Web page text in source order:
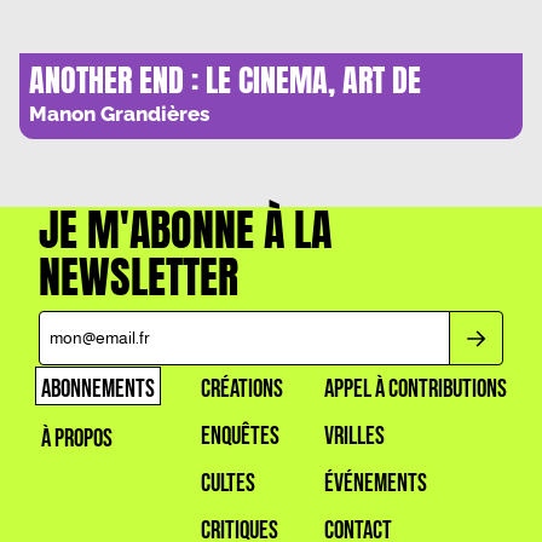
ANOTHER END : LE CINEMA, ART DE
FANTOMES
Manon Grandières
JE M'ABONNE À LA
NEWSLETTER
ABONNEMENTS
À PROPOS
CRÉATIONS
ENQUÊTES
CULTES
CRITIQUES
APPEL À CONTRIBUTIONS
VRILLES
ÉVÉNEMENTS
CONTACT